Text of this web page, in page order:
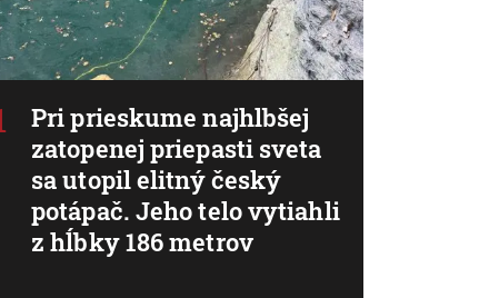
Pri prieskume najhlbšej
zatopenej priepasti sveta
sa utopil elitný český
potápač. Jeho telo vytiahli
z hĺbky 186 metrov